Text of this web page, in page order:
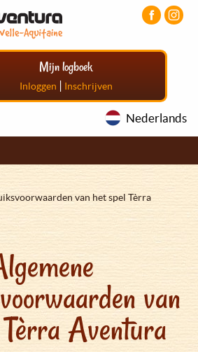
Mijn logboek
Inloggen | Inschrijven
Nederlands
van het spel Tèrra
van
Aventura